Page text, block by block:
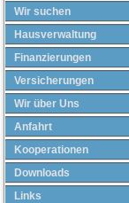
Wir suchen
Hausverwaltung
Finanzierungen
Versicherungen
Wir über Uns
Anfahrt
Kooperationen
Downloads
Links